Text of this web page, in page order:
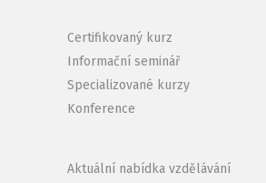
Certifikovaný kurz
Informační seminář
Specializované kurzy
Konference
Aktuální nabídka vzdělávání